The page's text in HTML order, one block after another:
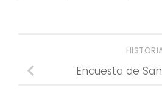
Encuesta de